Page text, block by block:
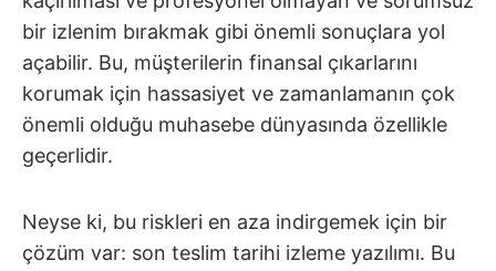
bir izlenim bırakmak gibi önemli sonuçlara yol
açabilir. Bu, müşterilerin finansal çıkarlarını
korumak için hassasiyet ve zamanlamanın çok
önemli olduğu muhasebe dünyasında özellikle
geçerlidir.
Neyse ki, bu riskleri en aza indirgemek için bir
çözüm var: son teslim tarihi izleme yazılımı. Bu